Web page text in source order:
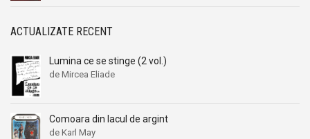
ACTUALIZATE RECENT
Lumina ce se stinge (2 vol.)
de Mircea Eliade
Comoara din lacul de argint
de Karl May